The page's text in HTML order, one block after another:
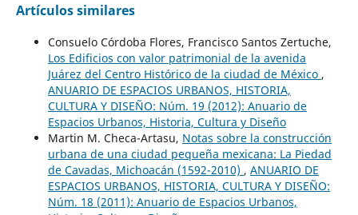
Artículos similares
Consuelo Córdoba Flores, Francisco Santos Zertuche,
Los Edificios con valor patrimonial de la avenida
Juárez del Centro Histórico de la ciudad de México ,
ANUARIO DE ESPACIOS URBANOS, HISTORIA,
CULTURA Y DISEÑO: Núm. 19 (2012): Anuario de
Espacios Urbanos, Historia, Cultura y Diseño
Martin M. Checa-Artasu, Notas sobre la construcción
urbana de una ciudad pequeña mexicana: La Piedad
de Cavadas, Michoacán (1592-2010) , ANUARIO DE
ESPACIOS URBANOS, HISTORIA, CULTURA Y DISEÑO:
Núm. 18 (2011): Anuario de Espacios Urbanos,